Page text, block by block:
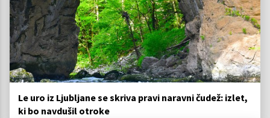
Le uro iz Ljubljane se skriva pravi naravni čudež: izlet,
ki bo navdušil otroke